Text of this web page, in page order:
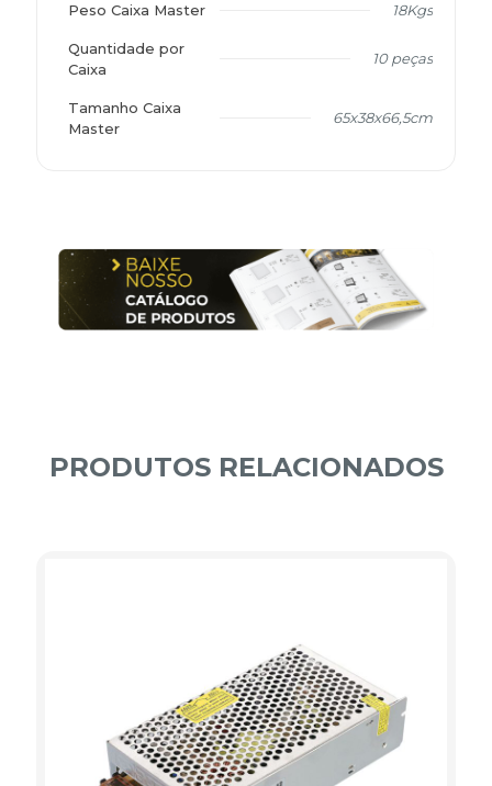
Peso Caixa Master 18Kgs
Quantidade por
Caixa
10 peças
Tamanho Caixa
Master
65x38x66,5cm
PRODUTOS RELACIONADOS